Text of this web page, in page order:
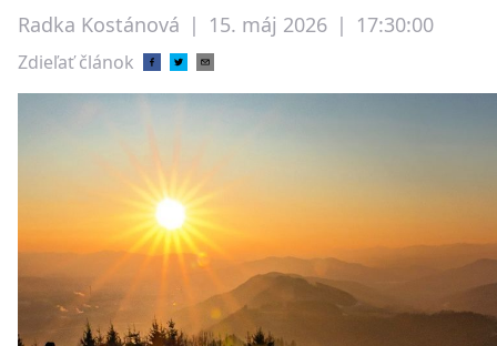
Radka Kostánová | 15. máj 2026 | 17:30:00
Zdieľať článok